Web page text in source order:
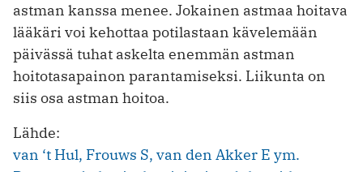
astman kanssa menee. Jokainen astmaa hoitava
lääkäri voi kehottaa potilastaan kävelemään
päivässä tuhat askelta enemmän astman
hoitotasapainon parantamiseksi. Liikunta on
siis osa astman hoitoa.
Lähde:
van ‘t Hul, Frouws S, van den Akker E ym.